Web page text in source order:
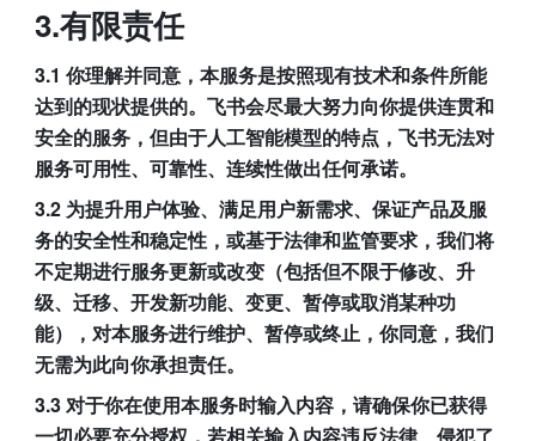
3.有限责任
3.1 你理解并同意，本服务是按照现有技术和条件所能
达到的现状提供的。飞书会尽最大努力向你提供连贯和
安全的服务，但由于人工智能模型的特点，飞书无法对
服务可用性、可靠性、连续性做出任何承诺。
3.2 为提升用户体验、满足用户新需求、保证产品及服
务的安全性和稳定性，或基于法律和监管要求，我们将
不定期进行服务更新或改变（包括但不限于修改、升
级、迁移、开发新功能、变更、暂停或取消某种功
能），对本服务进行维护、暂停或终止，你同意，我们
无需为此向你承担责任。
3.3 对于你在使用本服务时输入内容，请确保你已获得